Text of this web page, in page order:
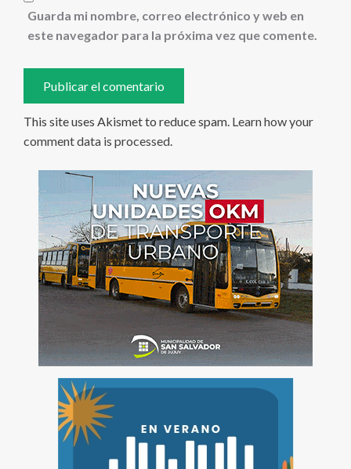
Guarda mi nombre, correo electrónico y web en
este navegador para la próxima vez que comente.
This site uses Akismet to reduce spam. Learn how your
comment data is processed.